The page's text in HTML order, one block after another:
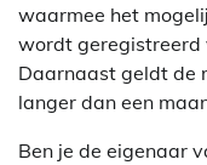
waarmee het
wordt geregistreerd
Daarnaast geldt de
langer dan een
Ben je de eigenaar